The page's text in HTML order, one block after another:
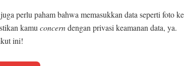
perlu paham bahwa memasukkan data seperti foto ke
kamu concerndengan privasi keamanan data, ya.
ini!